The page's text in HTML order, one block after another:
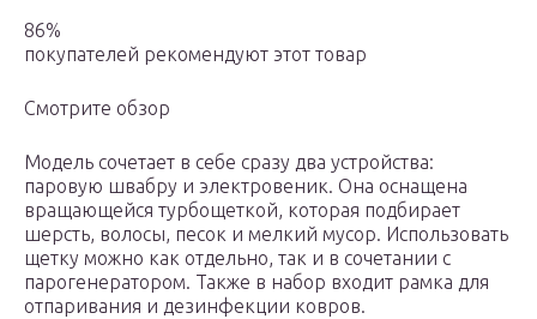
86%
покупателей рекомендуют этот товар
Смотрите обзор
Модель сочетает в себе сразу два устройства:
паровую швабру и электровеник. Она оснащена
вращающейся турбощеткой, которая подбирает
шерсть, волосы, песок и мелкий мусор. Использовать
щетку можно как отдельно, так и в сочетании с
парогенератором. Также в набор входит рамка для
отпаривания и дезинфекции ковров.